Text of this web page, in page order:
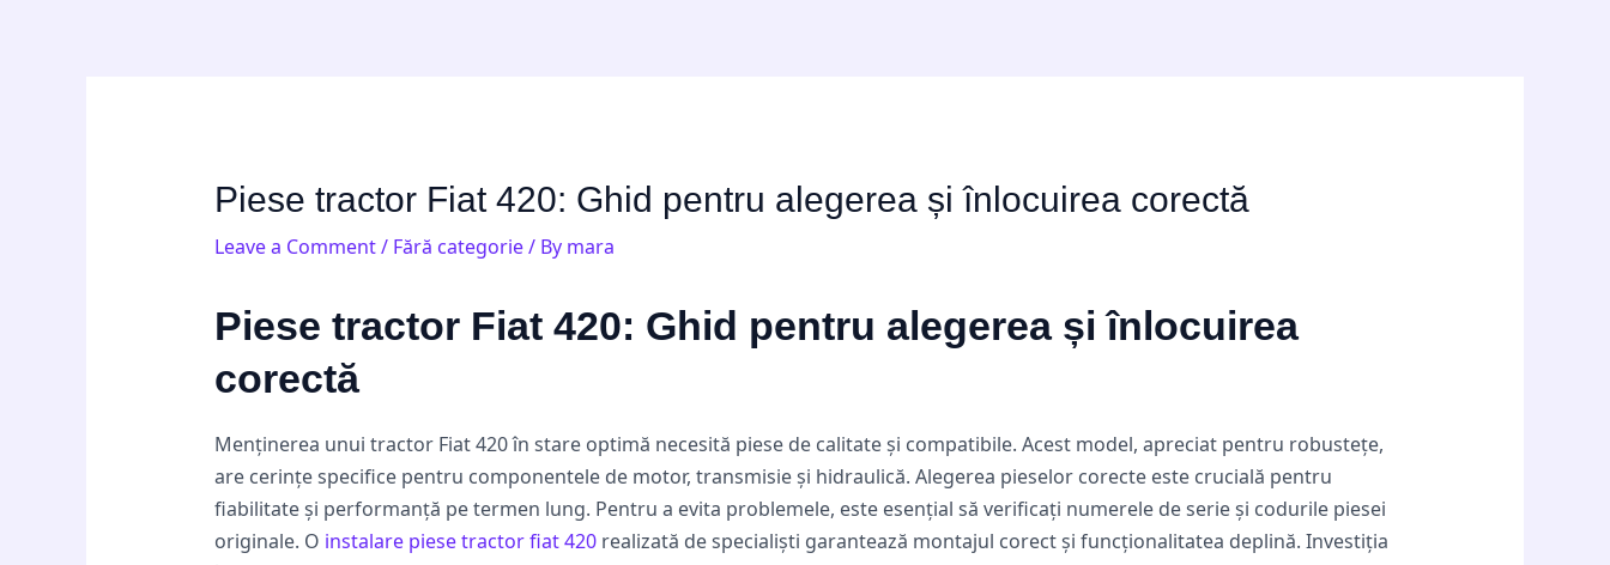
Piese tractor Fiat 420: Ghid pentru alegerea și înlocuirea corectă
Leave a Comment/ Fără categorie/ By mara
Piese tractor Fiat 420: Ghid pentru alegerea și înlocuirea
corectă
Menținerea unui tractor Fiat 420 în stare optimă necesită piese de calitate și compatibile. Acest model, apreciat pentru robustețe,
are cerințe specifice pentru componentele de motor, transmisie și hidraulică. Alegerea pieselor corecte este crucială pentru
fiabilitate și performanță pe termen lung. Pentru a evita problemele, este esențial să verificați numerele de serie și codurile piesei
originale. O instalare piese tractor fiat 420realizată de specialiști garantează montajul corect și funcționalitatea deplină. Investiția